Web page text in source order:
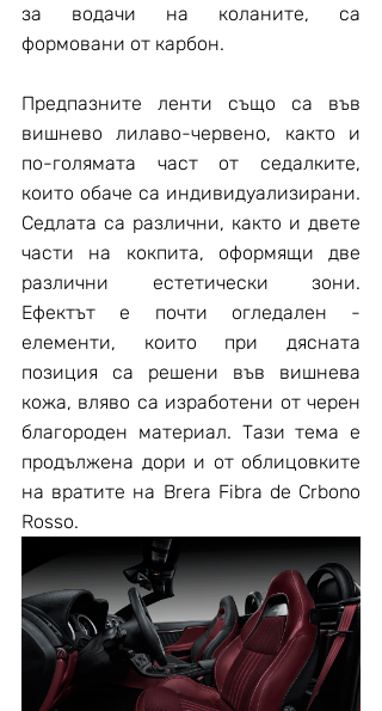
за водачи на коланите, са
формовани от карбон.
Предпазните ленти също са във
вишнево лилаво-червено, както и
по-голямата част от седалките,
които обаче са индивидуализирани.
Седлата са различни, както и двете
части на кокпита, оформящи две
различни естетически зони.
Ефектът е почти огледален -
елементи, които при дясната
позиция са решени във вишнева
кожа, вляво са изработени от черен
благороден материал. Тази тема е
продължена дори и от облицовките
на вратите на Brera Fibra de Crbono
Rosso.